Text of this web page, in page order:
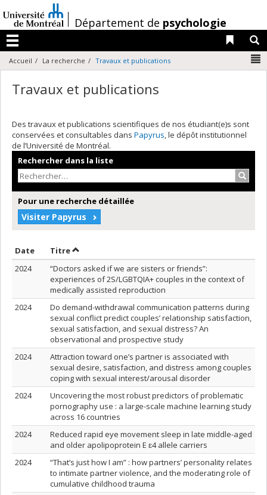
au
contenu
/Département de psychologie
Menu
Liens
Accueil La recherche Travaux et publications
Travaux et publications
Des travaux et publications scientifiques de nos étudiant(e)s sont
conservées et consultables dans Papyrus, le dépôt institutionnel
de l’Université de Montréal.
Rechercher dans la liste
Pour une recherche détaillée
Visiter Papyrus
Date Trier par date en ordre croissant
TitreTrier par titre en ordre croissant
2024
“Doctors asked if we are sisters or friends”:
experiences of 2S/LGBTQIA+ couples in the context of
medically assisted reproduction
2024
Do demand-withdrawal communication patterns during
sexual conflict predict couples’ relationship satisfaction,
sexual satisfaction, and sexual distress? An
observational and prospective study
2024
Attraction toward one’s partner is associated with
sexual desire, satisfaction, and distress among couples
coping with sexual interest/arousal disorder
2024
Uncovering the most robust predictors of problematic
pornography use : a large-scale machine learning study
across 16 countries
2024
Reduced rapid eye movement sleep in late middle-aged
and older apolipoprotein E ɛ4 allele carriers
2024
“That’s just how I am” : how partners’ personality relates
to intimate partner violence, and the moderating role of
cumulative childhood trauma